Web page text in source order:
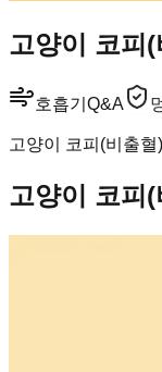
고양이 코피
호흡기 Q&A
고양이 코피(비출
고양이 코피